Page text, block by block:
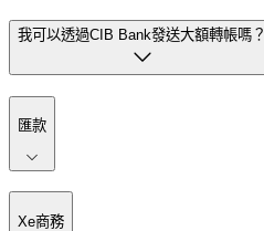
我可以透過CIB Bank發送大額轉帳嗎？
匯款
Xe商務